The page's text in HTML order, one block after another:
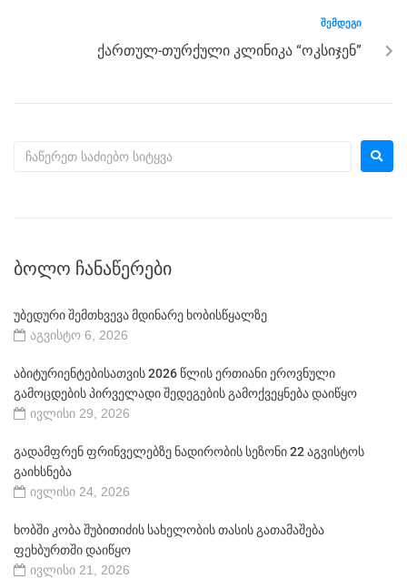
ᲨᲔᲛᲓᲔᲒᲘ
ქართულ-თურქული კლინიკა “ოკსიჯენ”
ᲑᲝᲚᲝ ᲩᲐᲜᲐᲬᲔᲠᲔᲑᲘ
უბედური შემთხვევა მდინარე ხობისწყალზე
აგვისტო 6, 2026
აბიტურიენტებისათვის 2026 წლის ერთიანი ეროვნული
გამოცდების პირველადი შედეგების გამოქვეყნება დაიწყო
ივლისი 29, 2026
გადამფრენ ფრინველებზე ნადირობის სეზონი 22 აგვისტოს
გაიხსნება
ივლისი 24, 2026
ხობში კობა შუბითიძის სახელობის თასის გათამაშება
ფეხბურთში დაიწყო
ივლისი 21, 2026